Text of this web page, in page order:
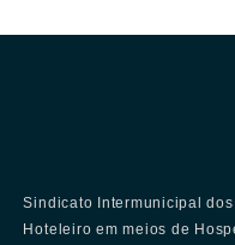
Sindicato Intermunicipal
Hoteleiro em meios de